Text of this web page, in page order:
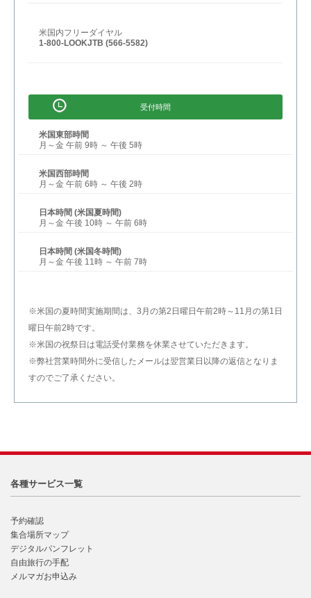
米国内フリーダイヤル
1-800-LOOKJTB (566-5582)
受付時間
米国東部時間
月～金 午前 9時 ～ 午後 5時
米国西部時間
月～金 午前 6時 ～ 午後 2時
日本時間 (米国夏時間)
月～金 午後 10時 ～ 午前 6時
日本時間 (米国冬時間)
月～金 午後 11時 ～ 午前 7時
※米国の夏時間実施期間は、3月の第2日曜日午前2時～11月の第1日
曜日午前2時です。
※米国の祝祭日は電話受付業務を休業させていただきます。
※弊社営業時間外に受信したメールは翌営業日以降の返信となりま
すのでご了承ください。
各種サービス一覧
予約確認
集合場所マップ
デジタルパンフレット
自由旅行の手配
メルマガお申込み